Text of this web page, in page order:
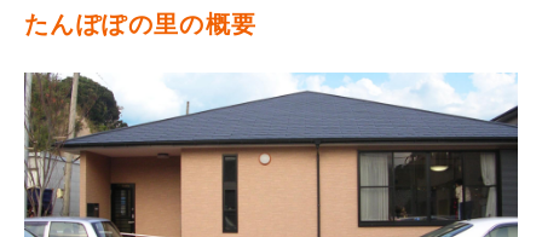
たんぽぽの里の概要